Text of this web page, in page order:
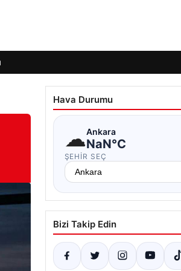
Hava Durumu
☁Ankara
NaN°C
ŞEHIR SEÇ
Bizi Takip Edin